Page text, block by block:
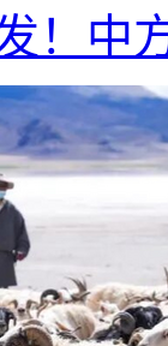
！中